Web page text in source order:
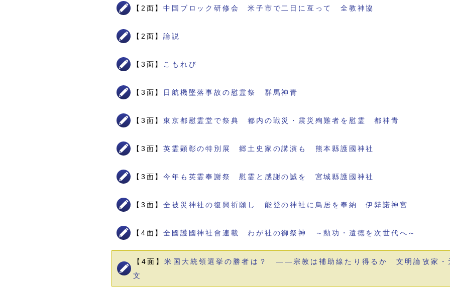
【2面】中国ブロック研修会 米子市で二日に亙って 全教神協
【2面】論説
【3面】 こもれび
【3面】 日航機墜落事故の慰霊祭 群馬神青
【3面】東京都慰霊堂で祭典 都内の戦災・震災殉難者を慰霊 都神青
【3面】英霊顕彰の特別展 郷土史家の講演も 熊本縣護國神社
【3面】今年も英霊奉謝祭 慰霊と感謝の誠を 宮城縣護國神社
【3面】全被災神社の復興祈願し 能登の神社に鳥居を奉納 伊弉諾神宮
【4面】全國護國神社會連載 わが社の御祭神 ～勲功・遺徳を次世代へ～
【4面】米国大統領選挙の勝者は？ ――宗教は補助線たり得るか 文明論攷家
文